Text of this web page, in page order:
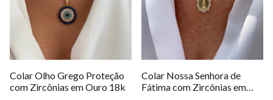
Colar Olho Grego Proteção
com Zircônias em Ouro 18k
Colar Nossa Senhora de
Fátima com Zircônias em